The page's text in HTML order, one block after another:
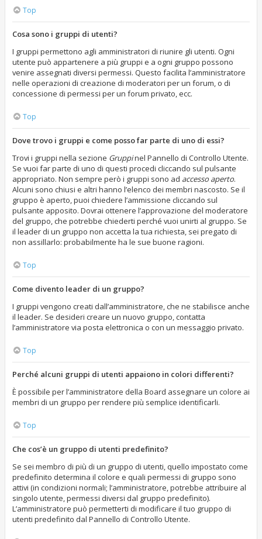
Top
Cosa sono i gruppi di utenti?
I gruppi permettono agli amministratori di riunire gli utenti. Ogni
utente può appartenere a più gruppi e a ogni gruppo possono
venire assegnati diversi permessi. Questo facilita l’amministratore
nelle operazioni di creazione di moderatori per un forum, o di
concessione di permessi per un forum privato, ecc.
Top
Dove trovo i gruppi e come posso far parte di uno di essi?
Trovi i gruppi nella sezione Gruppinel Pannello di Controllo Utente.
Se vuoi far parte di uno di questi procedi cliccando sul pulsante
appropriato. Non sempre però i gruppi sono ad accesso aperto.
Alcuni sono chiusi e altri hanno l’elenco dei membri nascosto. Se il
gruppo è aperto, puoi chiedere l’ammissione cliccando sul
pulsante apposito. Dovrai ottenere l’approvazione del moderatore
del gruppo, che potrebbe chiederti perché vuoi unirti al gruppo. Se
il leader di un gruppo non accetta la tua richiesta, sei pregato di
non assillarlo: probabilmente ha le sue buone ragioni.
Top
Come divento leader di un gruppo?
I gruppi vengono creati dall’amministratore, che ne stabilisce anche
il leader. Se desideri creare un nuovo gruppo, contatta
l’amministratore via posta elettronica o con un messaggio privato.
Top
Perché alcuni gruppi di utenti appaiono in colori differenti?
È possibile per l’amministratore della Board assegnare un colore ai
membri di un gruppo per rendere più semplice identificarli.
Top
Che cos’è un gruppo di utenti predefinito?
Se sei membro di più di un gruppo di utenti, quello impostato come
predefinito determina il colore e quali permessi di gruppo sono
attivi (in condizioni normali; l’amministratore, potrebbe attribuire al
singolo utente, permessi diversi dal gruppo predefinito).
L’amministratore può permetterti di modificare il tuo gruppo di
utenti predefinito dal Pannello di Controllo Utente.